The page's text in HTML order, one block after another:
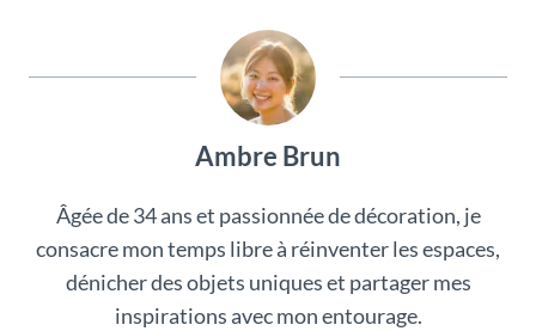
Ambre Brun
Âgée de 34 ans et passionnée de décoration, je
consacre mon temps libre à réinventer les espaces,
dénicher des objets uniques et partager mes
inspirations avec mon entourage.